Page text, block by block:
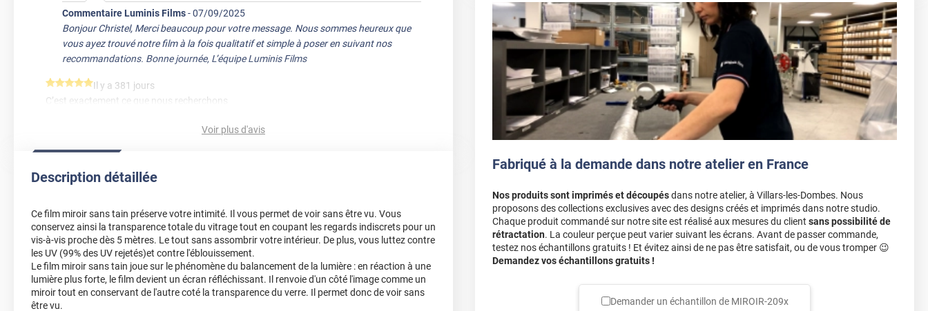
Commentaire Luminis Films-07/09/2025
Bonjour Christel, Merci beaucoup pour votre message. Nous sommes heureux que
vous ayez trouvé notre film à la fois qualitatif et simple à poser en suivant nos
recommandations. Bonne journée, L’équipe Luminis Films
*****
Il y a 381 jours
C’est exactement ce que nous recherchons
24/07/2025
besoins. Bonne journée, L'équipe Luminis Films
Sur votre conseil.................................................
*****
Il y a 2256 jours
Très bon produit pour sortir
*****
Il y a 2642 jours
trés facile à poser / excellent effet / effet obscurcissement faible
Voir plus d'avis
Description détaillée
Ce film miroir sans tain préserve votre intimité. Il vous permet de voir sans être vu. Vous
conservez ainsi la transparence totale du vitrage tout en coupant les regards indiscrets pour un
vis-à-vis proche dès 5 mètres. Le tout sans assombrir votre intérieur. De plus, vous luttez contre
les UV (99% des UV rejetés)et contre l'éblouissement.
Le film miroir sans tain joue sur le phénomène du balancement de la lumière : en réaction à une
lumière plus forte, le film devient un écran réfléchissant. Il renvoie d'un côté l'image comme un
miroir tout en conservant de l'autre coté la transparence du verre. Il permet donc de voir sans
être vu.
Fabriqué à la demande dans notre atelier en France
Nos produits sont imprimés et découpésdans notre atelier, à Villars-les-Dombes. Nous
proposons des collections exclusives avec des designs créés et imprimés dans notre studio.
Chaque produit commandé sur notre site est réalisé aux mesures du client sans possibilité de
rétractation. La couleur perçue peut varier suivant les écrans. Avant de passer commande,
testez nos échantillons gratuits ! Et évitez ainsi de ne pas être satisfait, ou de vous tromper 😉
Demandez vos échantillons gratuits !
Demander un échantillon de MIROIR-209x